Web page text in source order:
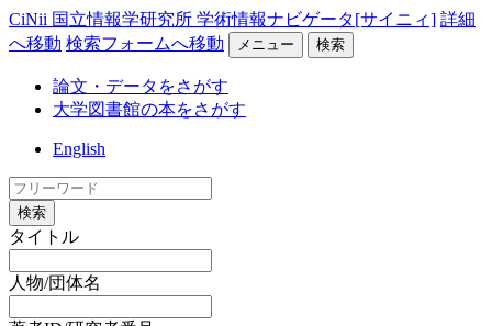
CiNii 国立情報学研究所 学術情報ナビゲータ[サイニィ] 詳細
へ移動 検索フォームへ移動 メニュー 検索
論文・データをさがす
大学図書館の本をさがす
English
検索
タイトル
人物/団体名